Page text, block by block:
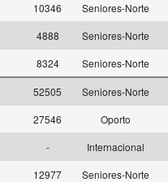
10346 Seniores-Norte
4888 Seniores-Norte
8324 Seniores-Norte
52505 Seniores-Norte
27546 Oporto
- Internacional
12977 Seniores-Norte